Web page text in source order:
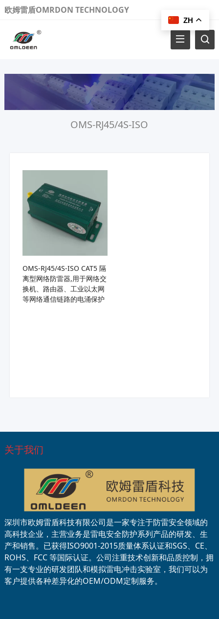
欧姆雷盾OMRDON TECHNOLOGY
OMS-RJ45/4S-ISO
OMS-RJ45/4S-ISO CAT5 隔
离型网络防雷器,用于网络交
换机、路由器、工业以太网
等网络通信链路的电涌保护
关于我们
深圳市欧姆雷盾科技有限公司是一家专注于防雷安全领域的
高科技企业，主营业务是雷电安全防护系列产品的研发、生
产和销售。已获得ISO9001-2015质量体系认证和SGS、CE、
ROHS、FCC 等国际认证。公司注重技术创新和品质控制，拥
有一支专业的研发团队和模拟雷电冲击实验室，我们可以为
客户提供各种差异化的OEM/ODM定制服务。
ZH